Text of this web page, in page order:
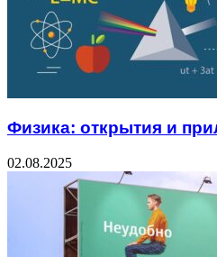
Физика: открытия и
02.08.2025